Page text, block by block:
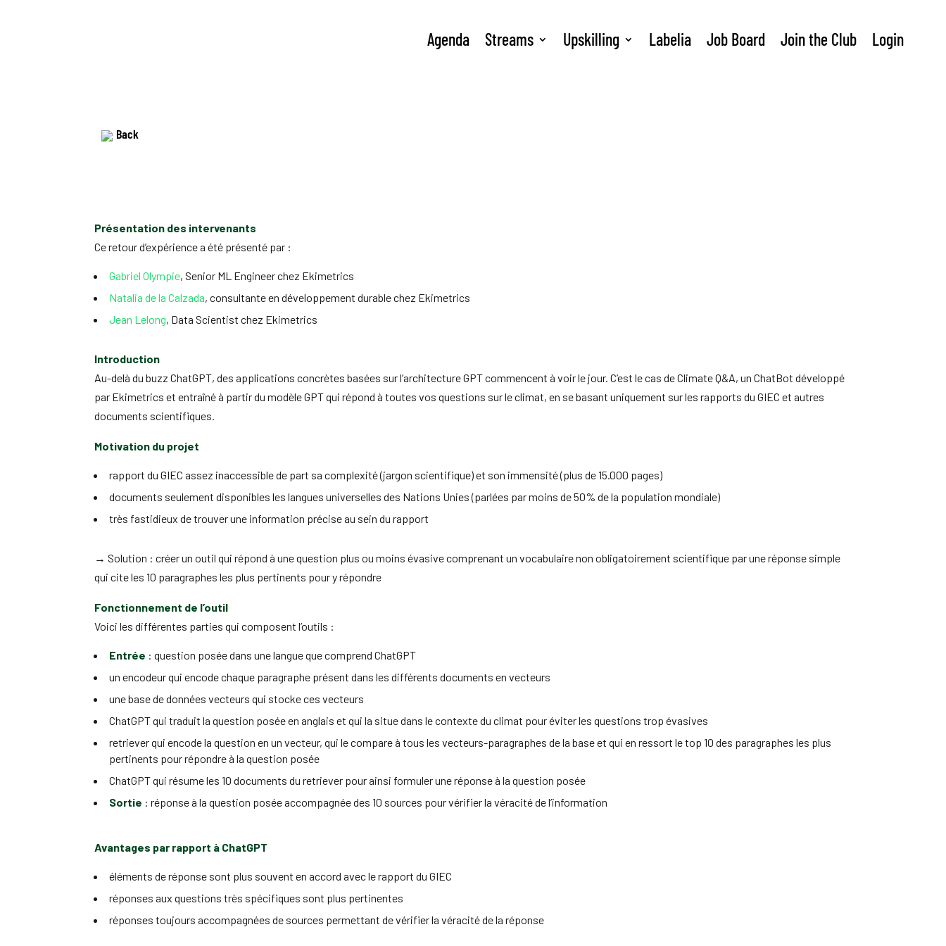
Agenda Streams Upskilling Labelia Job Board Join the Club Login
Back
Présentation des intervenants
Ce retour d’expérience a été présenté par :
Gabriel Olympie, Senior ML Engineer chez Ekimetrics
Natalia de la Calzada, consultante en développement durable chez Ekimetrics
Jean Lelong, Data Scientist chez Ekimetrics
Introduction
Au-delà du buzz ChatGPT, des applications concrètes basées sur l’architecture GPT commencent à voir le jour. C’est le cas de Climate Q&A, un ChatBot développé
par Ekimetrics et entraîné à partir du modèle GPT qui répond à toutes vos questions sur le climat, en se basant uniquement sur les rapports du GIEC et autres
documents scientifiques.
Motivation du projet
rapport du GIEC assez inaccessible de part sa complexité (jargon scientifique) et son immensité (plus de 15.000 pages)
documents seulement disponibles les langues universelles des Nations Unies (parlées par moins de 50% de la population mondiale)
très fastidieux de trouver une information précise au sein du rapport
→ Solution : créer un outil qui répond à une question plus ou moins évasive comprenant un vocabulaire non obligatoirement scientifique par une réponse simple
qui cite les 10 paragraphes les plus pertinents pour y répondre
Fonctionnement de l’outil
Voici les différentes parties qui composent l’outils :
Entrée : question posée dans une langue que comprend ChatGPT
un encodeur qui encode chaque paragraphe présent dans les différents documents en vecteurs
une base de données vecteurs qui stocke ces vecteurs
ChatGPT qui traduit la question posée en anglais et qui la situe dans le contexte du climat pour éviter les questions trop évasives
retriever qui encode la question en un vecteur, qui le compare à tous les vecteurs-paragraphes de la base et qui en ressort le top 10 des paragraphes les plus
pertinents pour répondre à la question posée
ChatGPT qui résume les 10 documents du retriever pour ainsi formuler une réponse à la question posée
Sortie : réponse à la question posée accompagnée des 10 sources pour vérifier la véracité de l’information
Avantages par rapport à ChatGPT
éléments de réponse sont plus souvent en accord avec le rapport du GIEC
réponses aux questions très spécifiques sont plus pertinentes
réponses toujours accompagnées de sources permettant de vérifier la véracité de la réponse